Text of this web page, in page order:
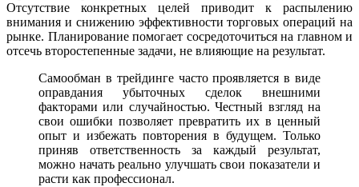
Отсутствие конкретных целей приводит к распылению
внимания и снижению эффективности торговых операций на
рынке. Планирование помогает сосредоточиться на главном и
отсечь второстепенные задачи, не влияющие на результат.
Самообман в трейдинге часто проявляется в виде
оправдания убыточных сделок внешними
факторами или случайностью. Честный взгляд на
свои ошибки позволяет превратить их в ценный
опыт и избежать повторения в будущем. Только
приняв ответственность за каждый результат,
можно начать реально улучшать свои показатели и
расти как профессионал.